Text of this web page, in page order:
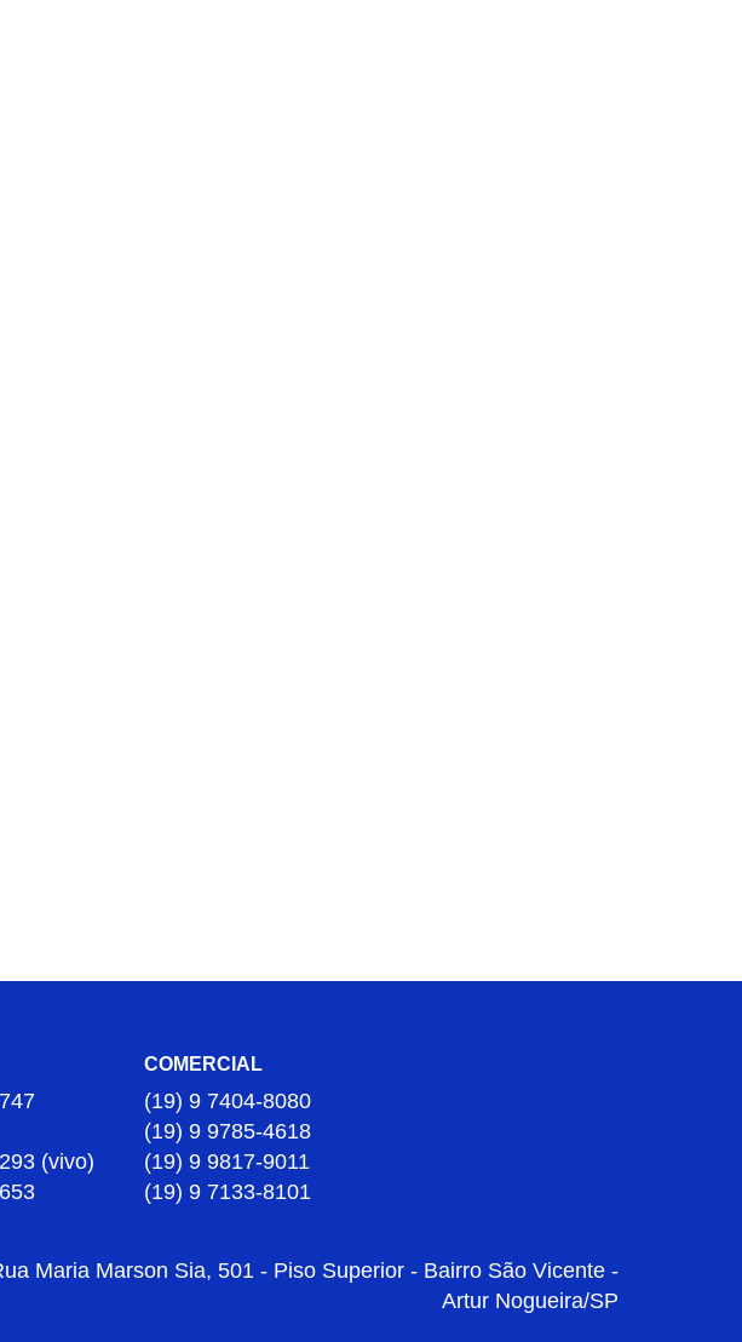
(vivo)
COMERCIAL
(19) 9 7404-8080
(19) 9 9785-4618
(19) 9 9817-9011
(19) 9 7133-8101
Maria Marson Sia, 501 - Piso Superior - Bairro São Vicente -
Artur Nogueira/SP